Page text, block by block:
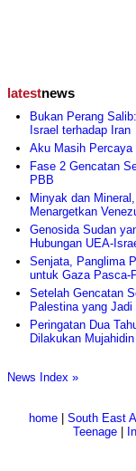
latestnews
Bukan Perang
Israel terhadap Iran
Aku Masih Percaya
Fase 2 Gencatan
PBB
Minyak dan
Menargetkan
Genosida Sudan
Hubungan UEA-
Senjata, Panglima
untuk Gaza Pasca-
Setelah Gencatan
Palestina yang
Peringatan Dua
Dilakukan
News Index »
home| South East
Teenage